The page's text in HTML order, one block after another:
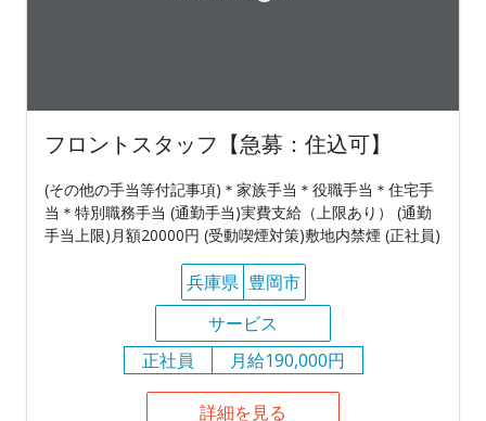
フロントスタッフ【急募：住込可】
(その他の手当等付記事項)＊家族手当＊役職手当＊住宅手
当＊特別職務手当 (通勤手当)実費支給（上限あり） (通勤
手当上限)月額20000円 (受動喫煙対策)敷地内禁煙 (正社員)
兵庫県 豊岡市
サービス
正社員
月給190,000円
詳細を見る